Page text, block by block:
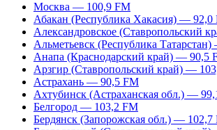
Москва — 100,9 FM
Абакан (Республика Хакасия) — 92,0
Александровское (Ставропольский
Альметьевск (Республика
Анапа (Краснодарский край) — 90,5
Арзгир (Ставропольский край) —
Астрахань — 90,5 FM
Ахтубинск (Астраханская обл.) —
Белгород — 103,2 FM
Бердянск (Запорожская обл.) — 102,7